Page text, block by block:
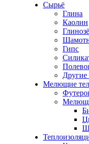
Сырьё
Глина
Каолин
Гипс
Мелющие